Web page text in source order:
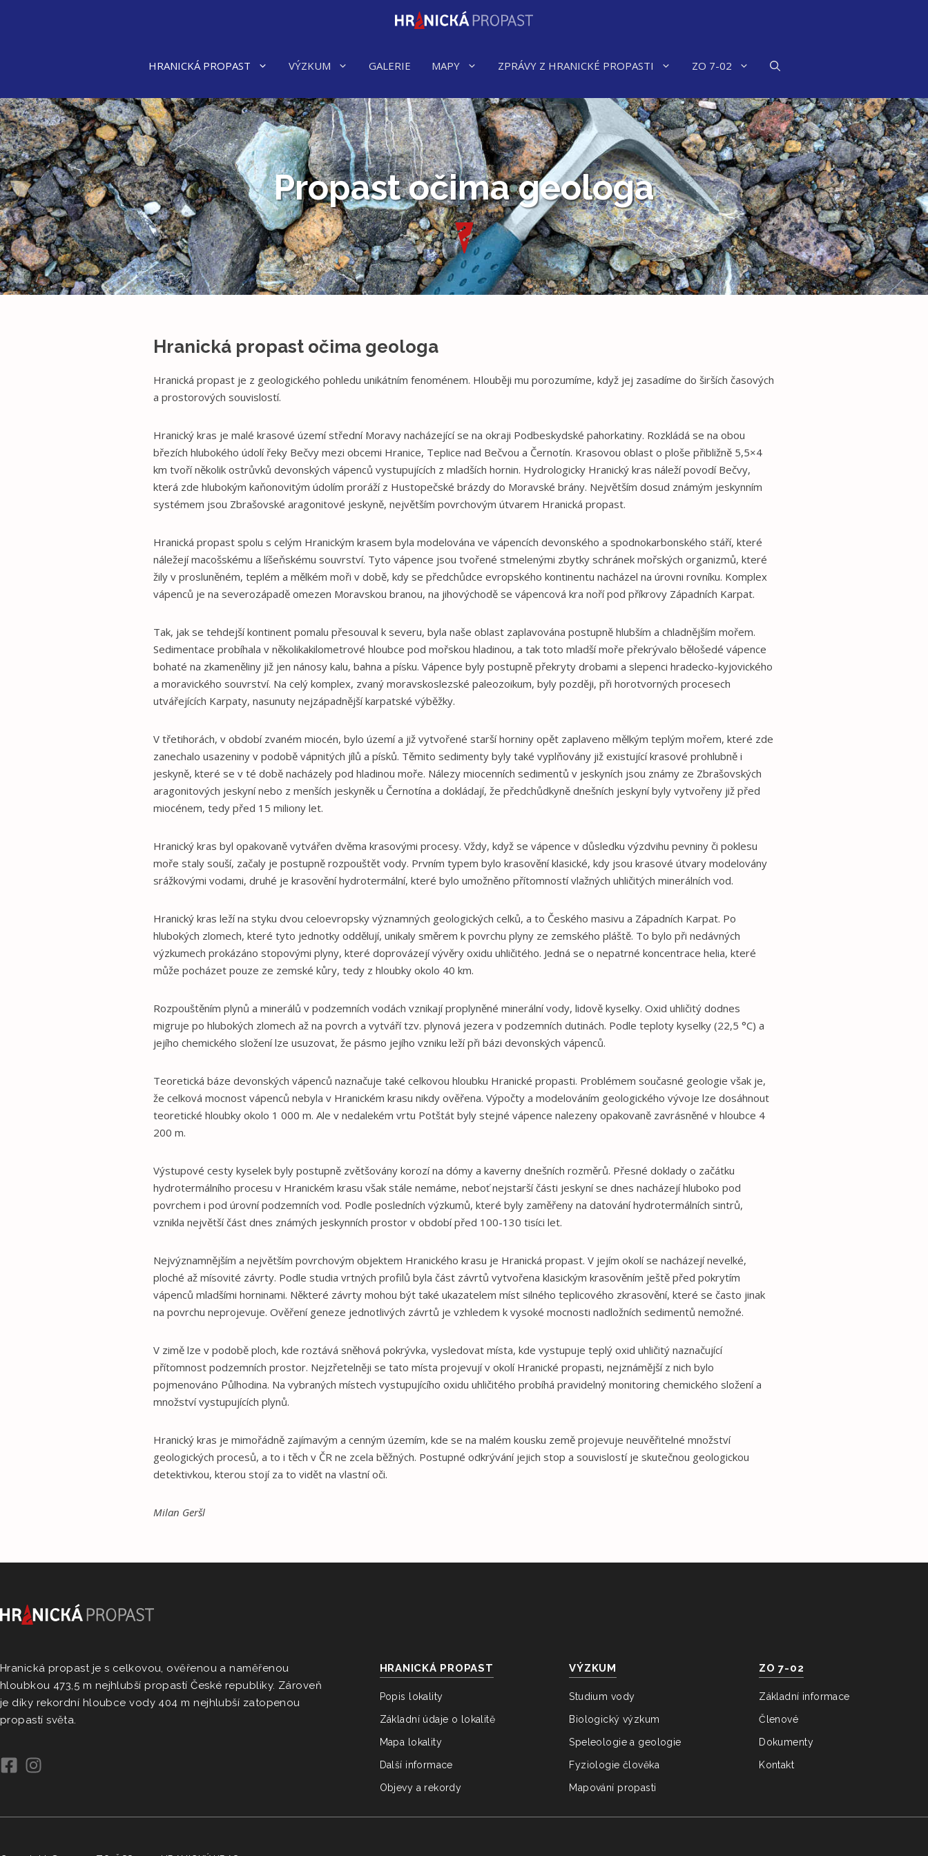
HRANICKÁ PROPAST
VÝZKUM GALERIE MAPY ZPRÁVY Z HRANICKÉ PROPASTI ZO 7-02
Propast očima geologa
Hranická propast očima geologa
Hranická propast je z geologického pohledu unikátním fenoménem. Hlouběji mu porozumíme, když jej zasadíme do širších časových
a prostorových souvislostí.
Hranický kras je malé krasové území střední Moravy nacházející se na okraji Podbeskydské pahorkatiny. Rozkládá se na obou
březích hlubokého údolí řeky Bečvy mezi obcemi Hranice, Teplice nad Bečvou a Černotín. Krasovou oblast o ploše přibližně 5,5×4
km tvoří několik ostrůvků devonských vápenců vystupujících z mladších hornin. Hydrologicky Hranický kras náleží povodí Bečvy,
která zde hlubokým kaňonovitým údolím proráží z Hustopečské brázdy do Moravské brány. Největším dosud známým jeskynním
systémem jsou Zbrašovské aragonitové jeskyně, největším povrchovým útvarem Hranická propast.
Hranická propast spolu s celým Hranickým krasem byla modelována ve vápencích devonského a spodnokarbonského stáří, které
náležejí macošskému a líšeňskému souvrství. Tyto vápence jsou tvořené stmelenými zbytky schránek mořských organizmů, které
žily v prosluněném, teplém a mělkém moři v době, kdy se předchůdce evropského kontinentu nacházel na úrovni rovníku. Komplex
vápenců je na severozápadě omezen Moravskou branou, na jihovýchodě se vápencová kra noří pod příkrovy Západních Karpat.
Tak, jak se tehdejší kontinent pomalu přesouval k severu, byla naše oblast zaplavována postupně hlubším a chladnějším mořem.
Sedimentace probíhala v několikakilometrové hloubce pod mořskou hladinou, a tak toto mladší moře překrývalo bělošedé vápence
bohaté na zkameněliny již jen nánosy kalu, bahna a písku. Vápence byly postupně překryty drobami a slepenci hradecko-kyjovického
a moravického souvrství. Na celý komplex, zvaný moravskoslezské paleozoikum, byly později, při horotvorných procesech
utvářejících Karpaty, nasunuty nejzápadnější karpatské výběžky.
V třetihorách, v období zvaném miocén, bylo území a již vytvořené starší horniny opět zaplaveno mělkým teplým mořem, které zde
zanechalo usazeniny v podobě vápnitých jílů a písků. Těmito sedimenty byly také vyplňovány již existující krasové prohlubně i
jeskyně, které se v té době nacházely pod hladinou moře. Nálezy miocenních sedimentů v jeskyních jsou známy ze Zbrašovských
aragonitových jeskyní nebo z menších jeskyněk u Černotína a dokládají, že předchůdkyně dnešních jeskyní byly vytvořeny již před
miocénem, tedy před 15 miliony let.
Hranický kras byl opakovaně vytvářen dvěma krasovými procesy. Vždy, když se vápence v důsledku výzdvihu pevniny či poklesu
moře staly souší, začaly je postupně rozpouštět vody. Prvním typem bylo krasovění klasické, kdy jsou krasové útvary modelovány
srážkovými vodami, druhé je krasovění hydrotermální, které bylo umožněno přítomností vlažných uhličitých minerálních vod.
Hranický kras leží na styku dvou celoevropsky významných geologických celků, a to Českého masivu a Západních Karpat. Po
hlubokých zlomech, které tyto jednotky oddělují, unikaly směrem k povrchu plyny ze zemského pláště. To bylo při nedávných
výzkumech prokázáno stopovými plyny, které doprovázejí vývěry oxidu uhličitého. Jedná se o nepatrné koncentrace helia, které
může pocházet pouze ze zemské kůry, tedy z hloubky okolo 40 km.
Rozpouštěním plynů a minerálů v podzemních vodách vznikají proplyněné minerální vody, lidově kyselky. Oxid uhličitý dodnes
migruje po hlubokých zlomech až na povrch a vytváří tzv. plynová jezera v podzemních dutinách. Podle teploty kyselky (22,5 °C) a
jejího chemického složení lze usuzovat, že pásmo jejího vzniku leží při bázi devonských vápenců.
Teoretická báze devonských vápenců naznačuje také celkovou hloubku Hranické propasti. Problémem současné geologie však je,
že celková mocnost vápenců nebyla v Hranickém krasu nikdy ověřena. Výpočty a modelováním geologického vývoje lze dosáhnout
teoretické hloubky okolo 1 000 m. Ale v nedalekém vrtu Potštát byly stejné vápence nalezeny opakovaně zavrásněné v hloubce 4
200 m.
Výstupové cesty kyselek byly postupně zvětšovány korozí na dómy a kaverny dnešních rozměrů. Přesné doklady o začátku
hydrotermálního procesu v Hranickém krasu však stále nemáme, neboť nejstarší části jeskyní se dnes nacházejí hluboko pod
povrchem i pod úrovní podzemních vod. Podle posledních výzkumů, které byly zaměřeny na datování hydrotermálních sintrů,
vznikla největší část dnes známých jeskynních prostor v období před 100-130 tisíci let.
Nejvýznamnějším a největším povrchovým objektem Hranického krasu je Hranická propast. V jejím okolí se nacházejí nevelké,
ploché až mísovité závrty. Podle studia vrtných profilů byla část závrtů vytvořena klasickým krasověním ještě před pokrytím
vápenců mladšími horninami. Některé závrty mohou být také ukazatelem míst silného teplicového zkrasovění, které se často jinak
na povrchu neprojevuje. Ověření geneze jednotlivých závrtů je vzhledem k vysoké mocnosti nadložních sedimentů nemožné.
V zimě lze v podobě ploch, kde roztává sněhová pokrývka, vysledovat místa, kde vystupuje teplý oxid uhličitý naznačující
přítomnost podzemních prostor. Nejzřetelněji se tato místa projevují v okolí Hranické propasti, nejznámější z nich bylo
pojmenováno Půlhodina. Na vybraných místech vystupujícího oxidu uhličitého probíhá pravidelný monitoring chemického složení a
množství vystupujících plynů.
Hranický kras je mimořádně zajímavým a cenným územím, kde se na malém kousku země projevuje neuvěřitelné množství
geologických procesů, a to i těch v ČR ne zcela běžných. Postupné odkrývání jejich stop a souvislostí je skutečnou geologickou
detektivkou, kterou stojí za to vidět na vlastní oči.
Milan Geršl
Hranická propast je s celkovou, ověřenou a naměřenou
hloubkou 473,5 m nejhlubší propastí České republiky. Zároveň
je díky rekordní hloubce vody 404 m nejhlubší zatopenou
propastí světa.
HRANICKÁ PROPAST
Popis lokality
Základní údaje o lokalitě
Mapa lokality
Další informace
Objevy a rekordy
VÝZKUM
Studium vody
Biologický výzkum
Speleologie a geologie
Fyziologie člověka
Mapování propasti
ZO 7-02
Základní informace
Členové
Dokumenty
Kontakt